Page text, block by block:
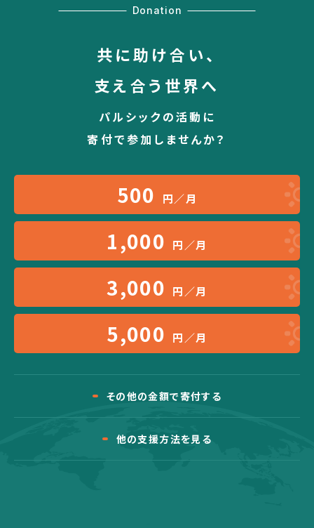
Donation
共に助け合い、
支え合う世界へ
パルシックの活動に
寄付で参加しませんか？
500 円／月
1,000 円／月
3,000 円／月
5,000 円／月
その他の金額で寄付する
他の支援方法を見る